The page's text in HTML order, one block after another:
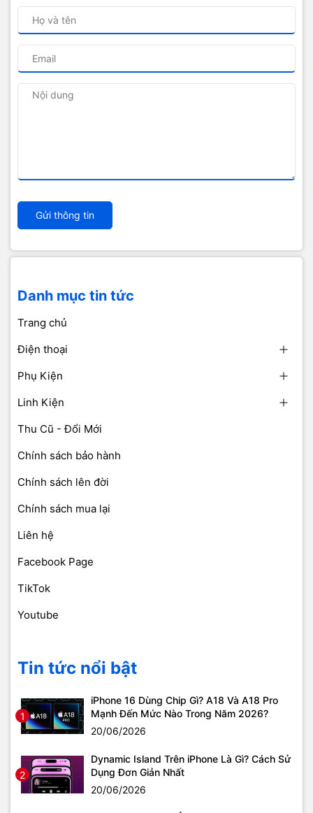
Gửi thông tin
Danh mục tin tức
Trang chủ
Điện thoại
Phụ Kiện
Linh Kiện
Thu Cũ - Đổi Mới
Chính sách bảo hành
Chính sách lên đời
Chính sách mua lại
Liên hệ
Facebook Page
TikTok
Youtube
Tin tức nổi bật
1
iPhone 16 Dùng Chip Gì? A18 Và A18 Pro
Mạnh Đến Mức Nào Trong Năm 2026?
20/06/2026
2
Dynamic Island Trên iPhone Là Gì? Cách Sử
Dụng Đơn Giản Nhất
20/06/2026